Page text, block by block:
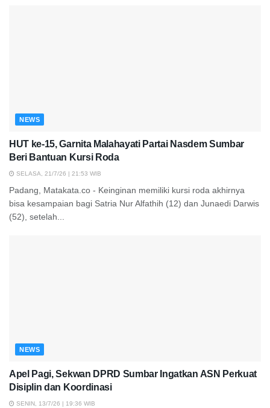
NEWS
HUT ke-15, Garnita Malahayati Partai Nasdem Sumbar
Beri Bantuan Kursi Roda
SELASA, 21/7/26 | 21:53 WIB
Padang, Matakata.co - Keinginan memiliki kursi roda akhirnya
bisa kesampaian bagi Satria Nur Alfathih (12) dan Junaedi Darwis
(52), setelah...
NEWS
Apel Pagi, Sekwan DPRD Sumbar Ingatkan ASN Perkuat
Disiplin dan Koordinasi
SENIN, 13/7/26 | 19:36 WIB